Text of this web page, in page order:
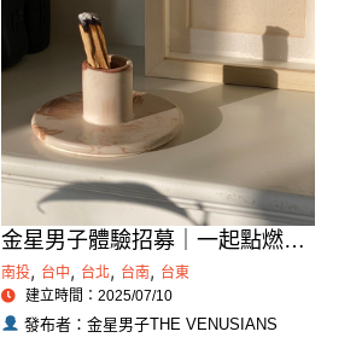
金星男子體驗招募｜一起點燃生
活的靜謐時刻
南投, 台中, 台北, 台南, 台東
建立時間：2025/07/10
發布者：金星男子THE VENUSIANS